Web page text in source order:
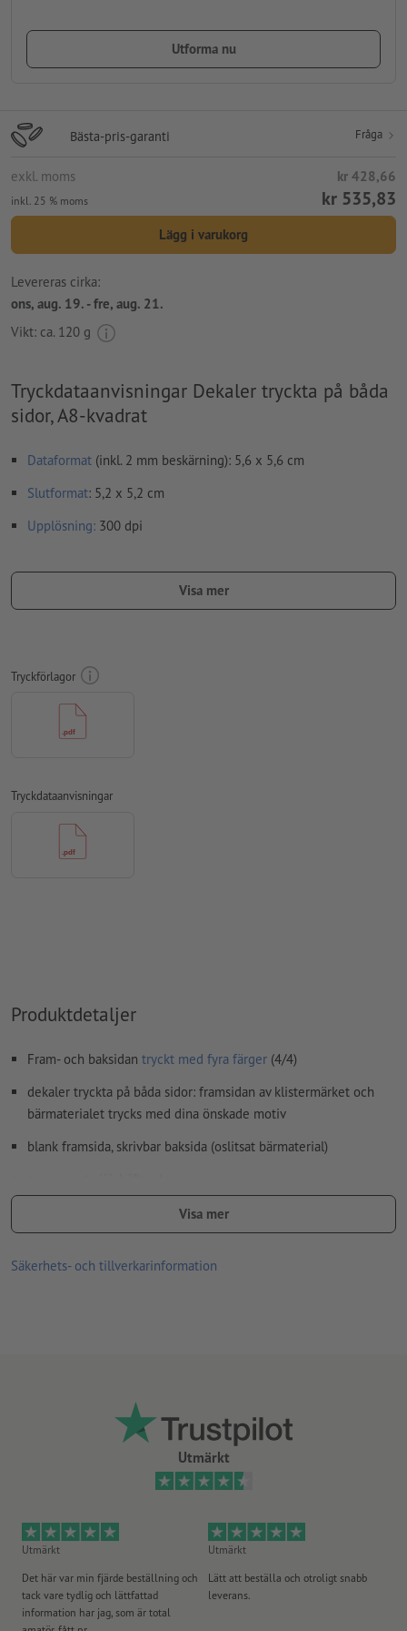
Utforma nu
Bästa-pris-garanti Fråga
exkl. moms kr 428,66
inkl. 25 % moms kr 535,83
Lägg i varukorg
Levereras cirka:
ons, aug. 19. - fre, aug. 21.
Vikt: ca. 120 g
Tryckdataanvisningar Dekaler tryckta på båda
sidor, A8-kvadrat
Dataformat (inkl. 2 mm beskärning): 5,6 x 5,6 cm
Slutformat: 5,2 x 5,2 cm
Upplösning: 300 dpi
teckensnittmåste våra fullständigt inbäddade eller
färgläge:
CMYK, FOGRA51 (PSO Coated v3) för bestruket papper,
FOGRA52 (PSO Uncoated v3 FOGRA52) för obestruket papper
stavfel och sättningsfel
kommentarer
Innehåll från
Visa mer
Tryckförlagor
Tryckdataanvisningar
Produktdetaljer
Fram- och baksidan tryckt med fyra färger (4/4)
dekaler tryckta på båda sidor: framsidan av klistermärket och
bärmaterialet trycks med dina önskade motiv
blank framsida, skrivbar baksida (oslitsat bärmaterial)
bärmaterialet är inte självhäftande
Visa mer
Säkerhets- och tillverkarinformation
Utmärkt
Utmärkt
Det här var min fjärde beställning och
tack vare tydlig och lättfattad
information har jag, som är total
Utmärkt
Lätt att beställa och otroligt snabb
leverans.